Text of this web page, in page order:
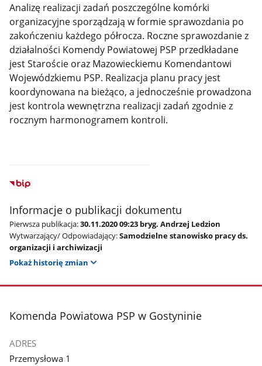
Analizę realizacji zadań poszczególne komórki
organizacyjne sporządzają w formie sprawozdania po
zakończeniu każdego półrocza. Roczne sprawozdanie z
działalności Komendy Powiatowej PSP przedkładane
jest Staroście oraz Mazowieckiemu Komendantowi
Wojewódzkiemu PSP. Realizacja planu pracy jest
koordynowana na bieżąco, a jednocześnie prowadzona
jest kontrola wewnętrzna realizacji zadań zgodnie z
rocznym harmonogramem kontroli.
Informacje o publikacji dokumentu
Pierwsza publikacja:30.11.2020 09:23 bryg. Andrzej Ledzion
Wytwarzający/ Odpowiadający:Samodzielne stanowisko pracy ds.
organizacji i archiwizacji
Pokaż historię zmian
stopka
Komenda Powiatowa PSP w Gostyninie
ADRES
Przemysłowa 1